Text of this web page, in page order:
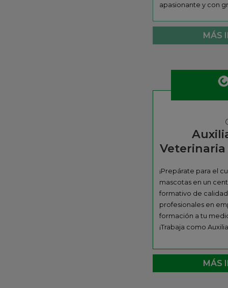
apasionante y con
MÁS
¡Prepárate para el
mascotas en un
formativo de
profesionales en
formación a tu
¡Trabaja como
MÁS